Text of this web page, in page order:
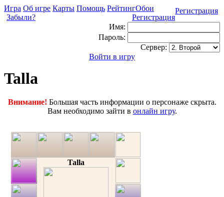
Регистрация
Игра Об игре Карты Помощь РейтингОбои
Регистрация
Забыли?
Имя:
Пароль:
Сервер:
Войти в игру
Talla
Внимание! Большая часть информации о персонаже скрыта.
Вам необходимо зайти в онлайн игру.
Talla